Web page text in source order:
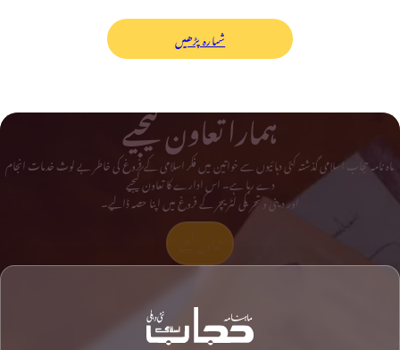
شمارہ پڑھیں
ہمارا تعاون کیجیے
ماہ نامہ حجاب اسلامی گذشتہ کئی دہائیوں سے خواتین میں فکر اسلامی کے فروغ کی خاطر بے لوث خدمات انجام
دے رہا ہے۔ اس ادارے کا تعاون کیجیے
اور دینی و تحریکی لٹریچر کے فروغ میں اپنا حصہ ڈالیے۔